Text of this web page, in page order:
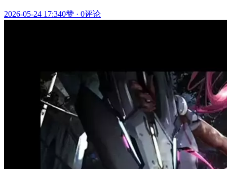
2026-05-24 17:340赞 · 0评论